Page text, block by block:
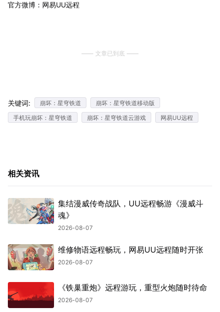
官方微博：网易UU远程
文章已到底
关键词: 崩坏：星穹铁道
崩坏：星穹铁道移动版
手机玩崩坏：星穹铁道
崩坏：星穹铁道云游戏 网易UU远程
相关资讯
集结漫威传奇战队，UU远程畅游《漫威斗
魂》
2026-08-07
维修物语远程畅玩，网易UU远程随时开张
2026-08-07
《铁巢重炮》远程游玩，重型火炮随时待命
2026-08-07